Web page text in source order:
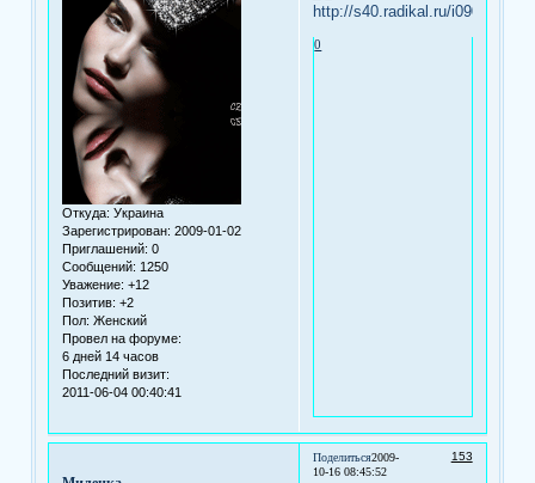
Откуда: Украина
Зарегистрирован: 2009-01-02
Приглашений: 0
Сообщений: 1250
Уважение: +12
Позитив: +2
Пол: Женский
Провел на форуме:
6 дней 14 часов
Последний визит:
2011-06-04 00:40:41
0
Поделиться 153
2009-
10-16 08:45:52